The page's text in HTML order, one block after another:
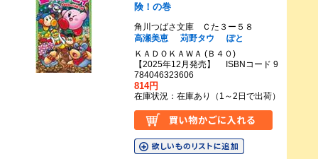
険！の巻
角川つばさ文庫 Ｃた３ー５８
高瀬美恵
苅野タウ
ぽと
ＫＡＤＯＫＡＷＡ (Ｂ４０)
【2025年12月発売】 ISBNコード 9
784046323606
814円
在庫状況：在庫あり（1～2日で出荷）